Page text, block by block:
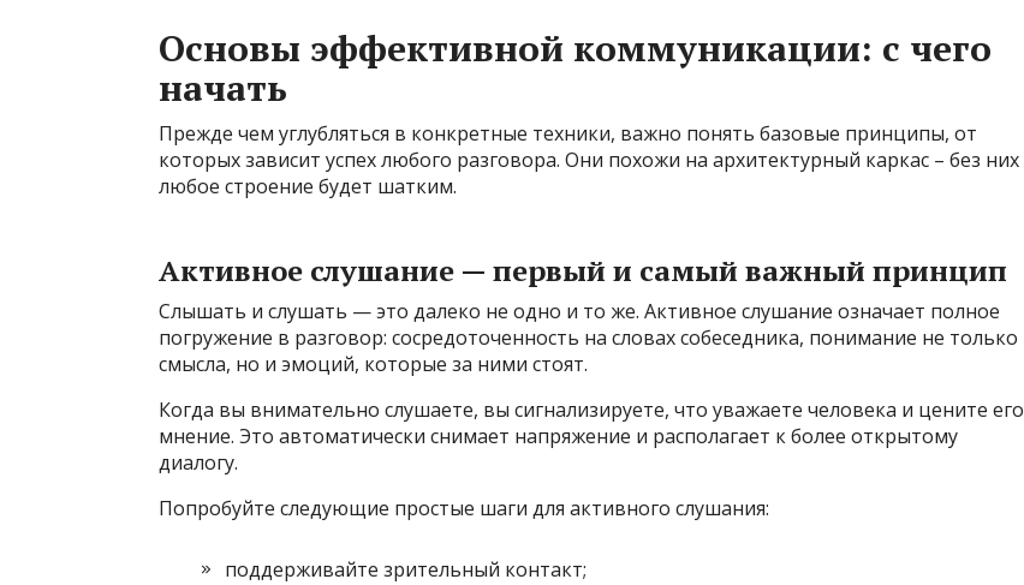
Основы эффективной коммуникации: с чего
начать
Прежде чем углубляться в конкретные техники, важно понять базовые принципы, от
которых зависит успех любого разговора. Они похожи на архитектурный каркас – без них
любое строение будет шатким.
Активное слушание — первый и самый важный принцип
Слышать и слушать — это далеко не одно и то же. Активное слушание означает полное
погружение в разговор: сосредоточенность на словах собеседника, понимание не только
смысла, но и эмоций, которые за ними стоят.
Когда вы внимательно слушаете, вы сигнализируете, что уважаете человека и цените его
мнение. Это автоматически снимает напряжение и располагает к более открытому
диалогу.
Попробуйте следующие простые шаги для активного слушания:
поддерживайте зрительный контакт;